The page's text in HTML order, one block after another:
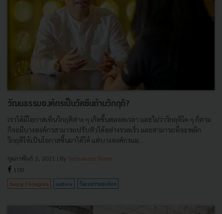
วัฒนธรรมองค์กรเป็นวัคซีนต้านวิกฤติ?
เราได้มีโอกาสเห็นวิกฤติต่าง ๆ เกิดขึ้นตลอดเวลา และไม่ว่าวิกฤติใด ๆ ก็ตาม
ก็จะมีบางองค์กรสามารถปรับตัวได้อย่างรวดเร็ว และสามารถที่จะพลิก
วิกฤติให้เป็นโอกาสขึ้นมาได้ได้ แต่บางองค์กรแม...
กุมภาพันธ์ 3, 2021 | By Techsauce Team
100
Saucy Thoughts culture วัฒนธรรมองค์กร